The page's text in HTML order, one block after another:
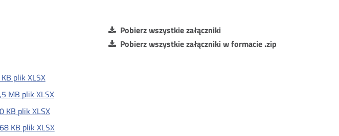
Pobierz wszystkie załączniki
Pobierz wszystkie załączniki w formacie .zip
plik XLSX
MB plik XLSX
KB plik XLSX
KB plik XLSX